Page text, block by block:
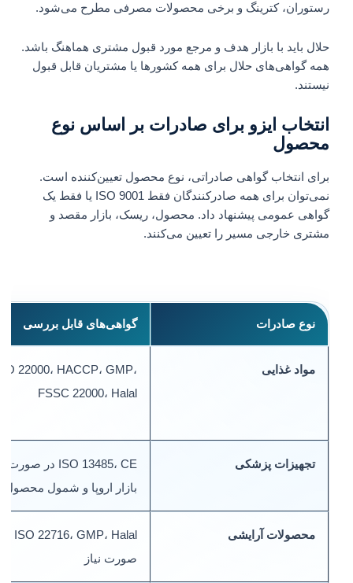
رستوران، کترینگ و برخی محصولات مصرفی مطرح می‌شود.
حلال باید با بازار هدف و مرجع مورد قبول مشتری هماهنگ باشد.
همه گواهی‌های حلال برای همه کشورها یا مشتریان قابل قبول
نیستند.
انتخاب ایزو برای صادرات بر اساس نوع
محصول
برای انتخاب گواهی صادراتی، نوع محصول تعیین‌کننده است.
نمی‌توان برای همه صادرکنندگان فقط ISO 9001 یا فقط یک
گواهی عمومی پیشنهاد داد. محصول، ریسک، بازار مقصد و
مشتری خارجی مسیر را تعیین می‌کنند.
نوع صادرات گواهی‌های قابل بررسی
مواد غذایی
ISO 22000، HACCP، GMP،
FSSC 22000، Halal
تجهیزات پزشکی
ISO 13485، CE در صورت
بازار اروپا و شمول محصول
محصولات آرایشی
ISO 22716، GMP، Halal در
صورت نیاز